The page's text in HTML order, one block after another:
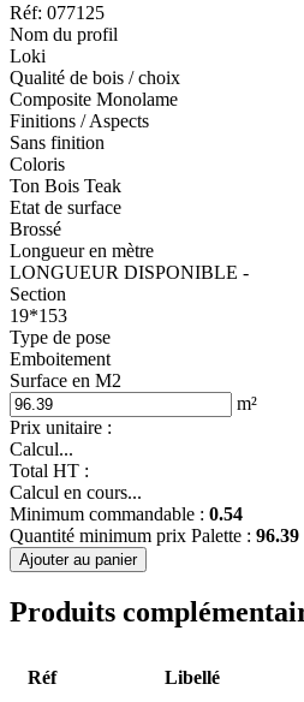
Réf: 077125
Nom du profil
Loki
Qualité de bois / choix
Composite Monolame
Finitions / Aspects
Sans finition
Coloris
Ton Bois Teak
Etat de surface
Brossé
Longueur en mètre
LONGUEUR DISPONIBLE -
Section
19*153
Type de pose
Emboitement
Surface en M2
m²
Prix unitaire :
Calcul...
Total HT :
Calcul en cours...
Minimum commandable : 0.54
Quantité minimum prix Palette : 96.39
Ajouter au panier
Produits
Réf Libellé